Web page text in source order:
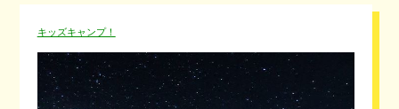
キッズキャンプ！